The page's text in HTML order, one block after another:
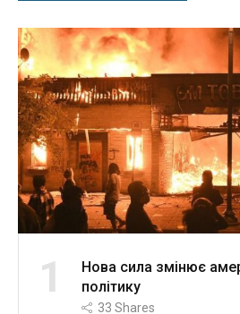
1
Нова сила змінює
політику
33 Shares